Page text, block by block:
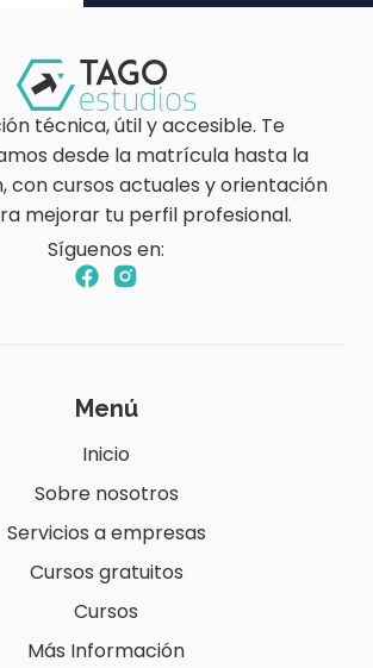
técnica, útil y accesible. Te
desde la matrícula hasta la
con cursos actuales y orientación
mejorar tu perfil profesional.
Síguenos en:
Menú
Inicio
Sobre nosotros
Servicios a empresas
Cursos gratuitos
Cursos
Más Información